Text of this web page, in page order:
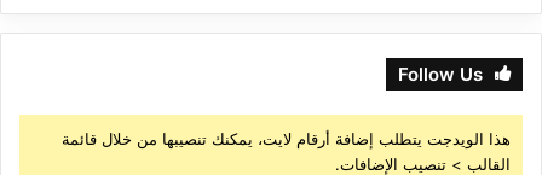
Follow Us
هذا الويدجت يتطلب إضافة أرقام لايت، يمكنك تنصيبها من خلال قائمة
القالب > تنصيب الإضافات.